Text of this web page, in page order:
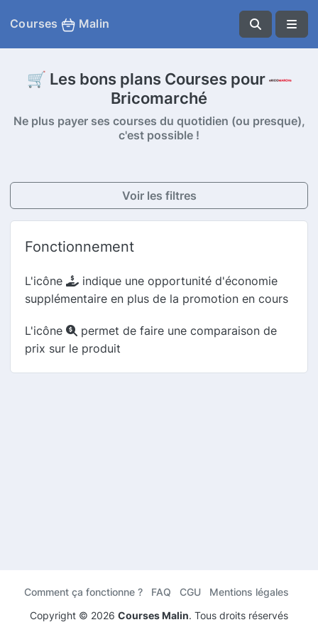
Courses Malin
🛒 Les bons plans Courses pour
Bricomarché
Ne plus payer ses courses du quotidien (ou presque),
c'est possible !
Voir les filtres
Fonctionnement
L'icône
indique une opportunité d'économie
supplémentaire en plus de la promotion en cours
L'icône
permet de faire une comparaison de
prix sur le produit
Comment ça fonctionne ? FAQ CGU
Mentions légales
Copyright © 2026 Courses Malin. Tous droits réservés